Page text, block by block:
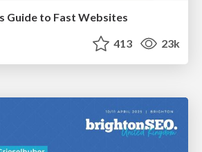
Guide to Fast Websites
413 23k